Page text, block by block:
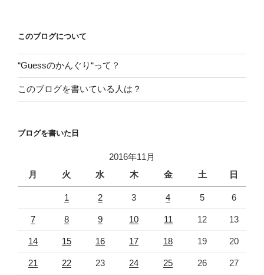
ン
このブログについて
“Guessのかんぐり“って？
このブログを書いている人は？
ブログを書いた日
2016年11月
月
火 水 木 金 土 日
1 2 3 4 5 6
7 8 9 10 11 12 13
14 15 16 17 18 19 20
21 22 23 24 25 26 27